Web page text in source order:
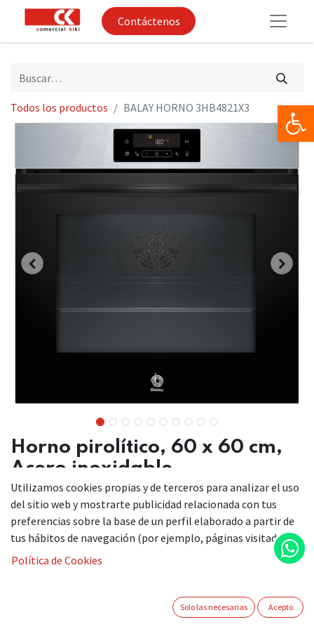
Contáctenos
Todos los productos BALAY HORNO 3HB4821X3
Horno pirolítico, 60 x 60 cm,
Acero inoxidable
3HB4821X3
El horno con Control Táctil permite un manejo cómodo y
sencillo a través de una pantalla táctil además de lograr una
cocina de forma más
Utilizamos cookies propias y de terceros para analizar el uso
del sitio web y mostrarte publicidad relacionada con tus
preferencias sobre la base de un perfil elaborado a partir de
tus hábitos de navegación (por ejemplo, páginas visitadas).
Política de Cookies
Solo las necesarias Acepto